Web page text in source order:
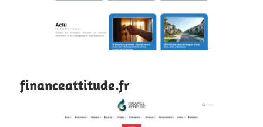
financeattitude.fr